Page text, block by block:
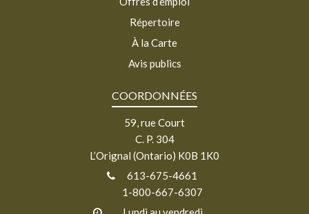
Répertoire
À la Carte
Avis publics
COORDONNÉES
59, rue Court
C. P. 304
L’Orignal (Ontario) K0B 1K0
613-675-4661
1-800-667-6307